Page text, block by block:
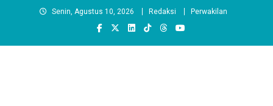
Senin, Agustus 10, 2026 Redaksi Perwakilan